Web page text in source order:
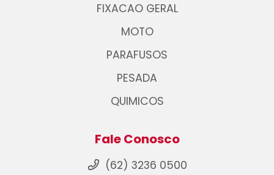
FIXACAO GERAL
MOTO
PARAFUSOS
PESADA
QUIMICOS
Fale Conosco
(62) 3236 0500